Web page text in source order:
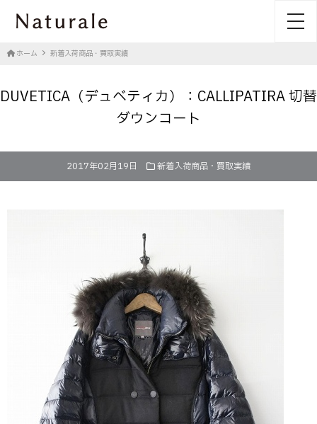
ホーム 新着入荷商品・買取実績
DUVETICA（デュベティカ）：CALLIPATIRA 切替
ダウンコート
2017年02月19日 新着入荷商品・買取実績